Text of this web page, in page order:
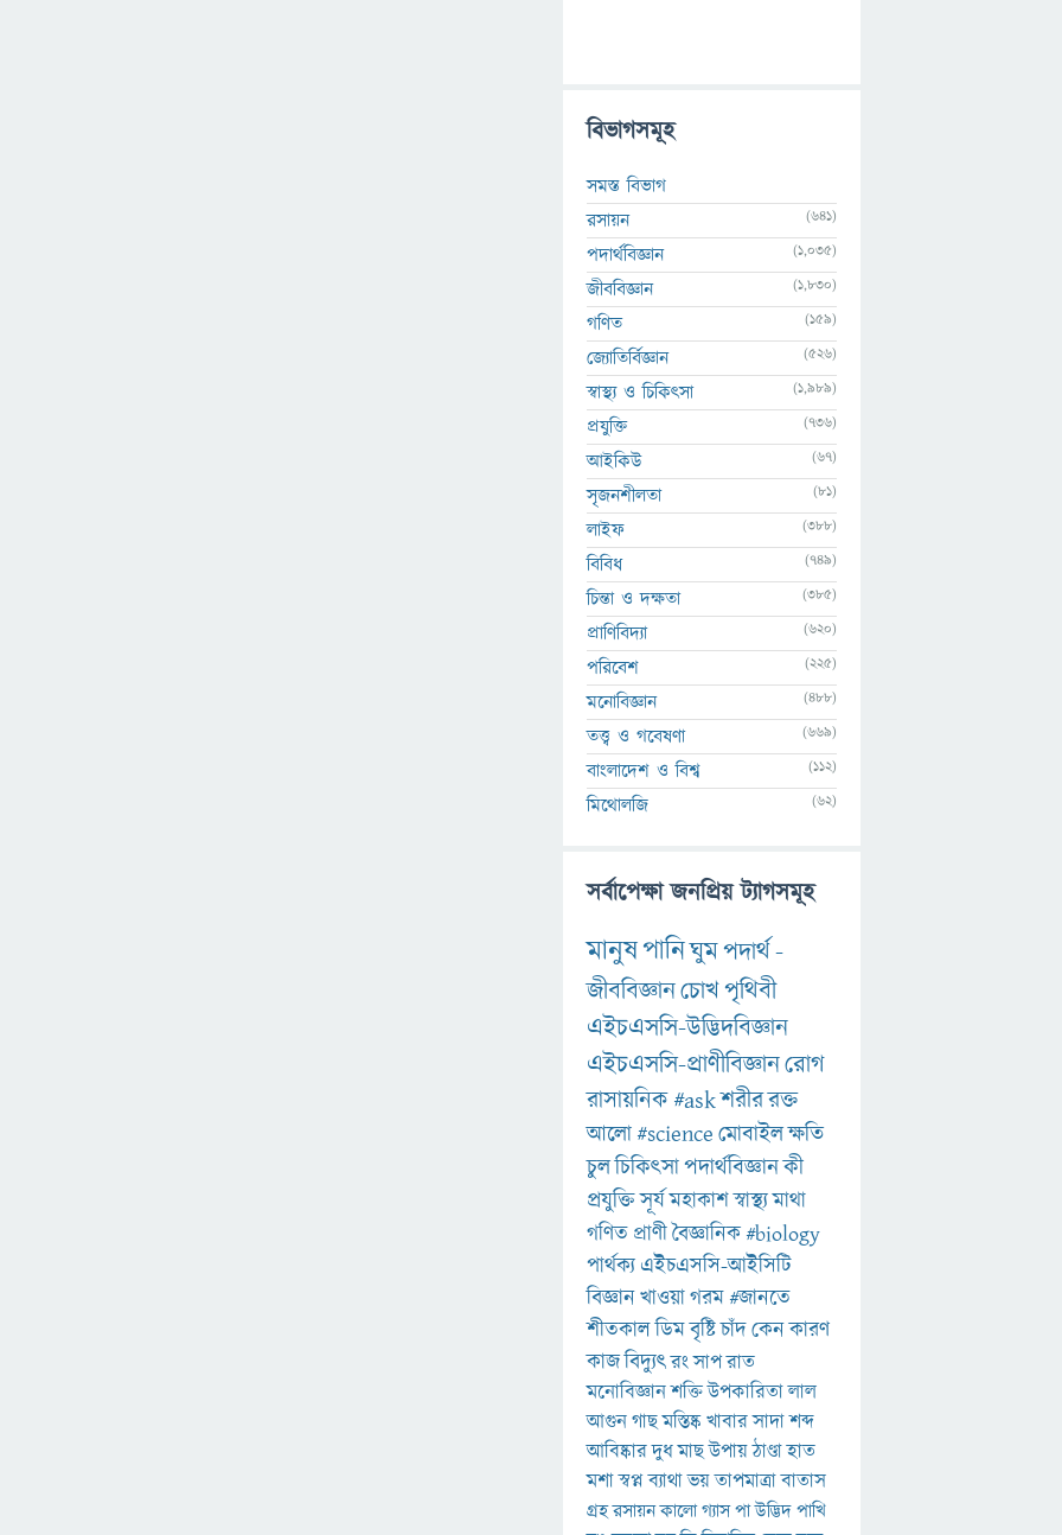
বিভাগসমূহ
সমস্ত বিভাগ
রসায়ন
(641)
পদার্থবিজ্ঞান (1,035)
জীববিজ্ঞান (1,830)
গণিত (159)
জ্যোতির্বিজ্ঞান (526)
স্বাস্থ্য ও চিকিৎসা (1,989)
প্রযুক্তি (736)
আইকিউ (67)
সৃজনশীলতা (81)
লাইফ (388)
বিবিধ (749)
চিন্তা ও দক্ষতা (385)
প্রাণিবিদ্যা (620)
পরিবেশ (225)
মনোবিজ্ঞান (488)
তত্ত্ব ও গবেষণা (669)
বাংলাদেশ ও বিশ্ব (112)
মিথোলজি (62)
সর্বাপেক্ষা জনপ্রিয় ট্যাগসমূহ
মানুষপানিঘুমপদার্থ-
জীববিজ্ঞানচোখপৃথিবী
এইচএসসি-উদ্ভিদবিজ্ঞান
এইচএসসি-প্রাণীবিজ্ঞানরোগ
রাসায়নিক#askশরীররক্ত
আলো#scienceমোবাইলক্ষতি
চুলচিকিৎসাপদার্থবিজ্ঞানকী
প্রযুক্তিসূর্যমহাকাশস্বাস্থ্যমাথা
গণিত প্রাণীবৈজ্ঞানিক#biology
পার্থক্য এইচএসসি-আইসিটি
বিজ্ঞানখাওয়াগরম#জানতে
শীতকালডিমবৃষ্টিচাঁদকেনকারণ
কাজবিদ্যুৎরংসাপরাত
মনোবিজ্ঞানশক্তিউপকারিতালাল
আগুনগাছমস্তিষ্কখাবারসাদাশব্দ
আবিষ্কারদুধমাছউপায়ঠাণ্ডাহাত
মশাস্বপ্নব্যাথাভয়তাপমাত্রাবাতাস
গ্রহরসায়নকালোগ্যাসপাউদ্ভিদপাখি